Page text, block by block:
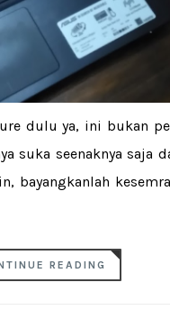
dulu ya, ini bukan
suka seenaknya saja
bayangkanlah
READING